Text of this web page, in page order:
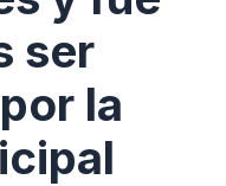
ser
la